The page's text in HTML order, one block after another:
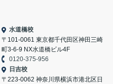
水道橋校
〒101-0061 東京都千代田区神田三崎
町3-6-9 NX水道橋ビル4F
0120-375-956
日吉校
〒223-0062 神奈川県横浜市港北区日